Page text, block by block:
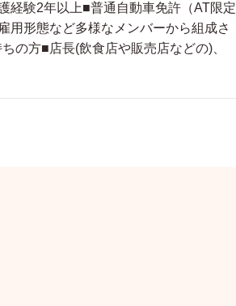
経験2年以上■普通自動車免許（AT限定
用形態など多様なメンバーから組成さ
の方■店長(飲食店や販売店などの)、